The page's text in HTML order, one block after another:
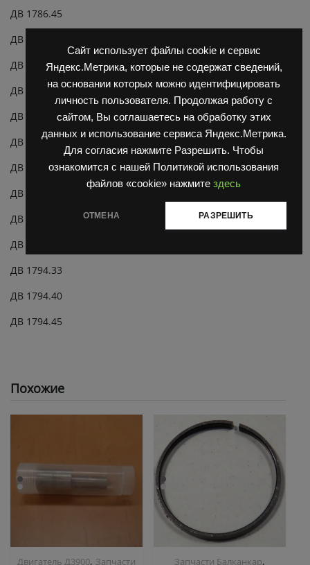
Сайт использует файлы cookie и сервис
Яндекс.Метрика, которые не содержат сведений,
на основании которых можно идентифицировать
личность пользователя. Продолжая работу с
сайтом, Вы соглашаетесь на обработку этих
данных и использование сервиса Яндекс.Метрика.
Для согласия нажмите Разрешить. Чтобы
ознакомится с нашей Политикой использования
файлов «cookie» нажмите здесь
ОТМЕНА РАЗРЕШИТЬ
ДВ 1786.45
ДВ 1788.28
ДВ 1788.33
ДВ 1788.40
ДВ 1788.45
ДВ 1792.28
ДВ 1792.33
ДВ 1792.40
ДВ 1792.45
ДВ 1794.28
ДВ 1794.33
ДВ 1794.40
ДВ 1794.45
Похожие
Двигатель Д3900, Запчасти
Запчасти Балканкар,